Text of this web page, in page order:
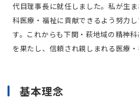
代目理事長に就任しました。私が生
科医療・福祉に貢献できるよう努力
す。これからも下関・萩地域の精神
を果たし、信頼され親しまれる医療・
基本理念